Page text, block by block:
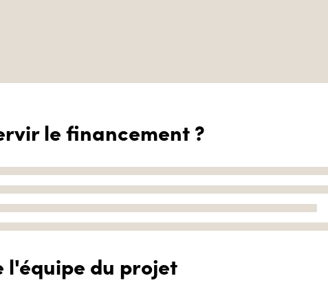
le financement ?
l'équipe du projet